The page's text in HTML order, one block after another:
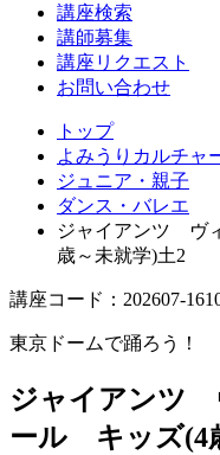
講座検索
講師募集
講座リクエスト
お問い合わせ
トップ
よみうりカルチャ
ジュニア・親子
ダンス・バレエ
ジャイアンツ ヴ
歳～未就学)土2
講座コード：202607-
東京ドームで踊ろう！
ジャイアンツ
ール キッズ(4